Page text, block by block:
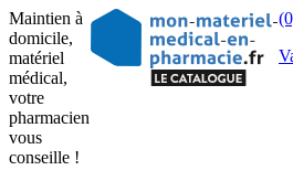
Maintien à
domicile,
matériel
médical,
votre
pharmacien
vous
conseille !